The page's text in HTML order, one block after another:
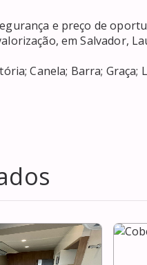
e preço de
em Salvador,
Canela; Barra; Graça;